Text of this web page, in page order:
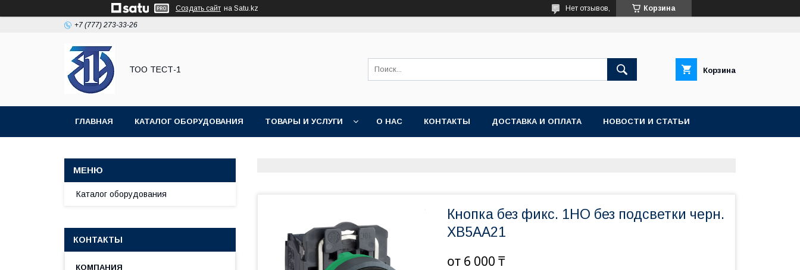
Создать сайт на Satu.kz Корзина
Нет отзывов,
+7 (777) 273-33-26
ТОО ТЕСТ-1 Корзина
ГЛАВНАЯ КАТАЛОГ ОБОРУДОВАНИЯ ТОВАРЫ И УСЛУГИ О НАС КОНТАКТЫ ДОСТАВКА И ОПЛАТА НОВОСТИ И СТАТЬИ
Кнопка без фикс. 1НO без подсветки черн.
XB5AA21
от 6 000 ₸
Каталог оборудования
КОНТАКТЫ